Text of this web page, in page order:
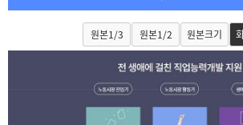
원본1/3 원본1/2 원본크기